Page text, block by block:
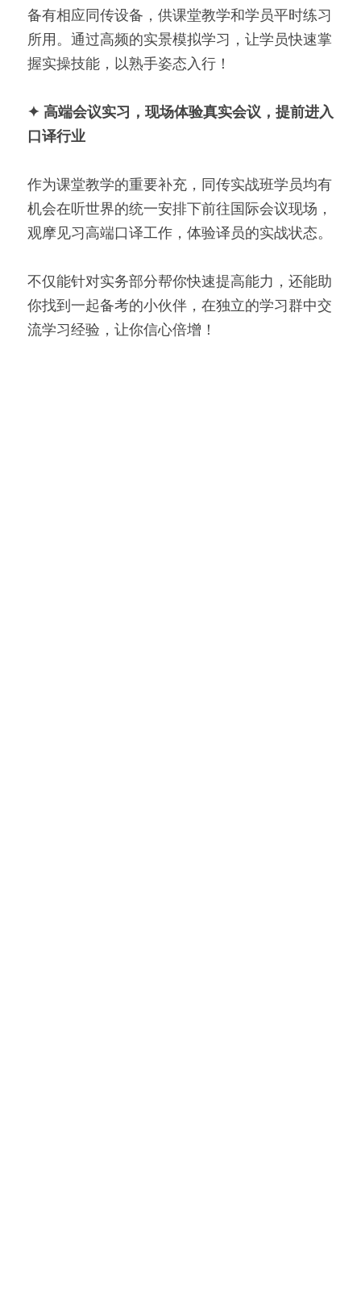
备有相应同传设备，供课堂教学和学员平时练习
所用。通过高频的实景模拟学习，让学员快速掌
握实操技能，以熟手姿态入行！
✦ 高端会议实习，现场体验真实会议，提前进入
口译行业
作为课堂教学的重要补充，同传实战班学员均有
机会在听世界的统一安排下前往国际会议现场，
观摩见习高端口译工作，体验译员的实战状态。
不仅能针对实务部分帮你快速提高能力，还能助
你找到一起备考的小伙伴，在独立的学习群中交
流学习经验，让你信心倍增！